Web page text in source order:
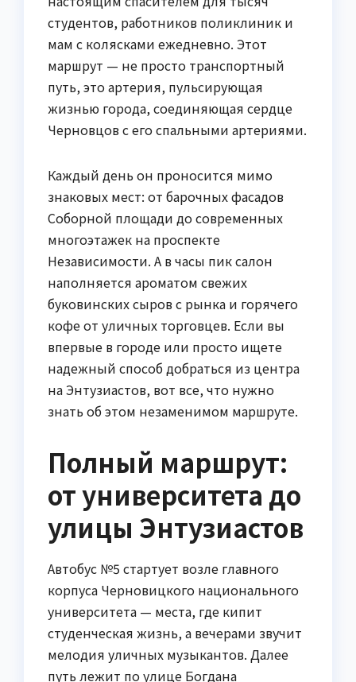
студентов, работников поликлиник и
мам с колясками ежедневно. Этот
маршрут — не просто транспортный
путь, это артерия, пульсирующая
жизнью города, соединяющая сердце
Черновцов с его спальными артериями.
Каждый день он проносится мимо
знаковых мест: от барочных фасадов
Соборной площади до современных
многоэтажек на проспекте
Независимости. А в часы пик салон
наполняется ароматом свежих
буковинских сыров с рынка и горячего
кофе от уличных торговцев. Если вы
впервые в городе или просто ищете
надежный способ добраться из центра
на Энтузиастов, вот все, что нужно
знать об этом незаменимом маршруте.
Полный маршрут:
от университета до
улицы Энтузиастов
Автобус №5 стартует возле главного
корпуса Черновицкого национального
университета — места, где кипит
студенческая жизнь, а вечерами звучит
мелодия уличных музыкантов. Далее
путь лежит по улице Богдана